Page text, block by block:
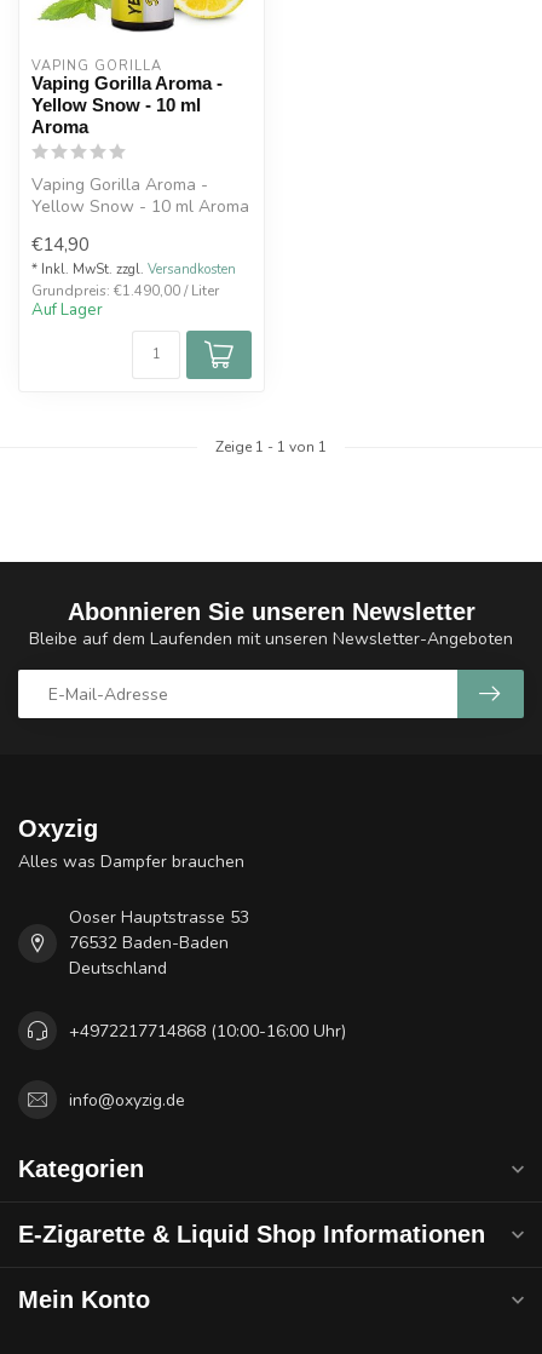
VAPING GORILLA
Vaping Gorilla Aroma -
Yellow Snow - 10 ml
Aroma
Vaping Gorilla Aroma -
Yellow Snow - 10 ml Aroma
€14,90
* Inkl. MwSt. zzgl. Versandkosten
Grundpreis: €1.490,00 / Liter
Auf Lager
Zeige 1 - 1 von 1
Abonnieren Sie unseren Newsletter
Bleibe auf dem Laufenden mit unseren Newsletter-Angeboten
Oxyzig
Alles was Dampfer brauchen
Ooser Hauptstrasse 53
76532 Baden-Baden
Deutschland
+4972217714868 (10:00-16:00 Uhr)
info@oxyzig.de
Kategorien
E-Zigarette & Liquid Shop Informationen
Mein Konto